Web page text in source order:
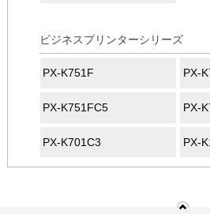
ビジネスプリンターシリーズ
PX-K751F PX-
PX-K751FC5 PX-
PX-K701C3 PX-